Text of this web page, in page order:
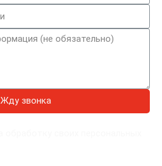
Жду звонка